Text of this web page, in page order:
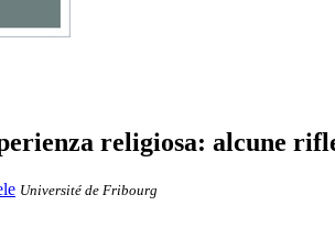
religiosa: alcune
Université de Fribourg